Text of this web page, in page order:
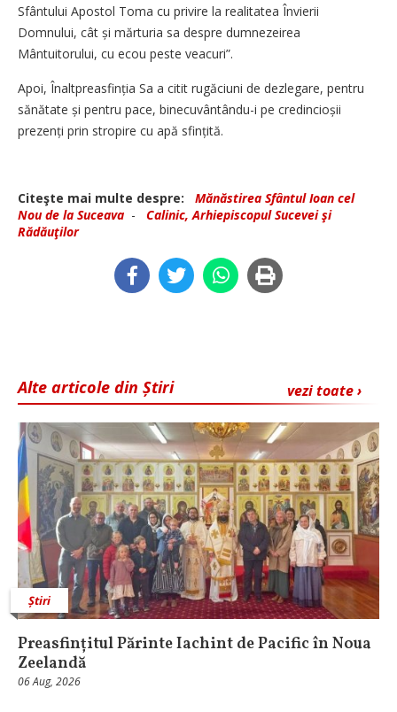
Sfântului Apostol Toma cu privire la realitatea Învierii
Domnului, cât și mărturia sa despre dumnezeirea
Mântuitorului, cu ecou peste veacuri”.
Apoi, Înaltpreasfinția Sa a citit rugăciuni de dezlegare, pentru
sănătate și pentru pace, binecuvântându-i pe credincioșii
prezenți prin stropire cu apă sfințită.
Citeşte mai multe despre:
Mănăstirea Sfântul Ioan cel
Nou de la Suceava - Calinic, Arhiepiscopul Sucevei şi
Rădăuţilor
vezi toate ›
Alte articole din Știri
Știri
Preasfințitul Părinte Iachint de Pacific în Noua
Zeelandă
06 Aug, 2026